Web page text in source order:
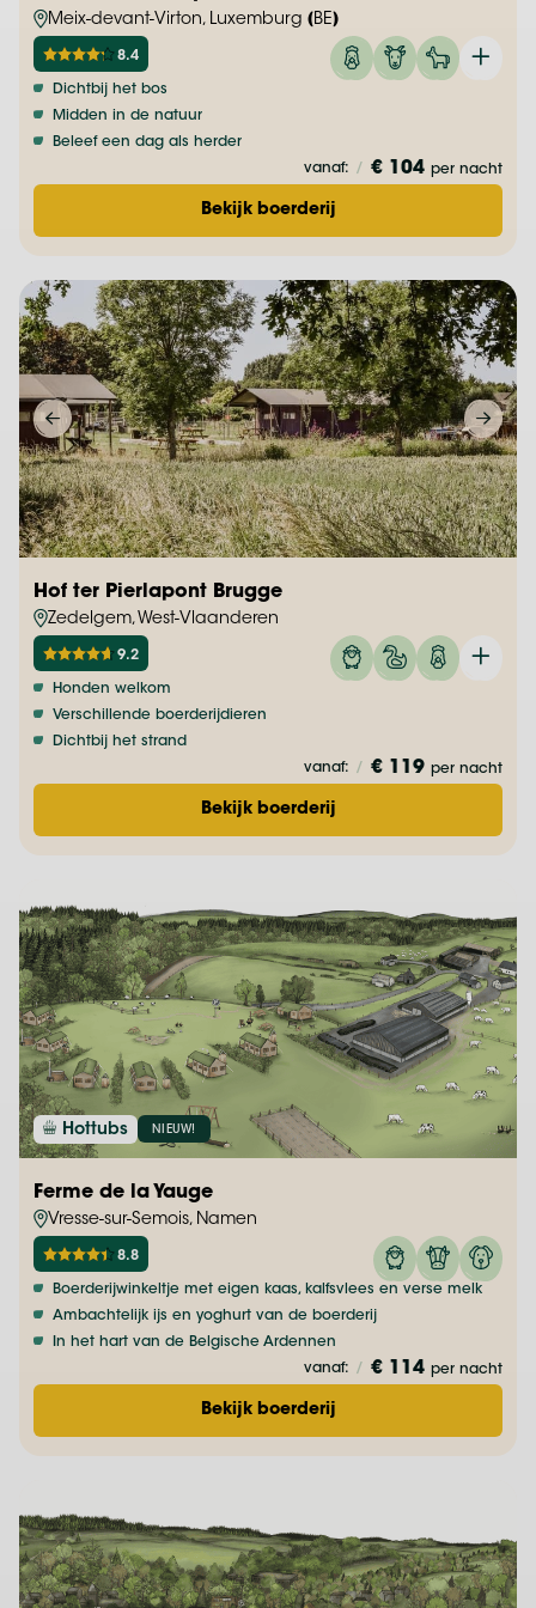
Meix-devant-Virton, Luxemburg (BE)
8.4
Dichtbij het bos
Midden in de natuur
Beleef een dag als herder
vanaf: / € 104 per nacht
Bekijk boerderij
Hof ter Pierlapont Brugge
Zedelgem, West-Vlaanderen
9.2
Honden welkom
Verschillende boerderijdieren
Dichtbij het strand
vanaf: / € 119 per nacht
Bekijk boerderij
Hottubs NIEUW!
Ferme de la Yauge
Vresse-sur-Semois, Namen
8.8
Boerderijwinkeltje met eigen kaas, kalfsvlees en verse melk
Ambachtelijk ijs en yoghurt van de boerderij
In het hart van de Belgische Ardennen
vanaf: / € 114 per nacht
Bekijk boerderij